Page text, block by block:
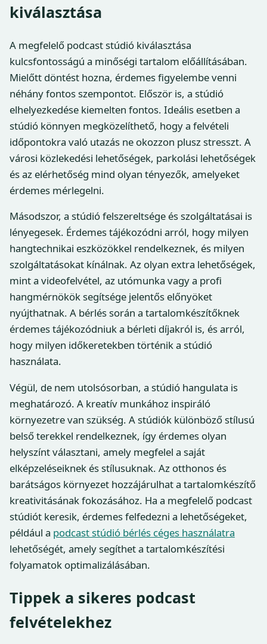
kiválasztása
A megfelelő podcast stúdió kiválasztása
kulcsfontosságú a minőségi tartalom előállításában.
Mielőtt döntést hozna, érdemes figyelembe venni
néhány fontos szempontot. Először is, a stúdió
elhelyezkedése kiemelten fontos. Ideális esetben a
stúdió könnyen megközelíthető, hogy a felvételi
időpontokra való utazás ne okozzon plusz stresszt. A
városi közlekedési lehetőségek, parkolási lehetőségek
és az elérhetőség mind olyan tényezők, amelyeket
érdemes mérlegelni.
Másodszor, a stúdió felszereltsége és szolgáltatásai is
lényegesek. Érdemes tájékozódni arról, hogy milyen
hangtechnikai eszközökkel rendelkeznek, és milyen
szolgáltatásokat kínálnak. Az olyan extra lehetőségek,
mint a videofelvétel, az utómunka vagy a profi
hangmérnökök segítsége jelentős előnyöket
nyújthatnak. A bérlés során a tartalomkészítőknek
érdemes tájékozódniuk a bérleti díjakról is, és arról,
hogy milyen időkeretekben történik a stúdió
használata.
Végül, de nem utolsósorban, a stúdió hangulata is
meghatározó. A kreatív munkához inspiráló
környezetre van szükség. A stúdiók különböző stílusú
belső terekkel rendelkeznek, így érdemes olyan
helyszínt választani, amely megfelel a saját
elképzeléseiknek és stílusuknak. Az otthonos és
barátságos környezet hozzájárulhat a tartalomkészítő
kreativitásának fokozásához. Ha a megfelelő podcast
stúdiót keresik, érdemes felfedezni a lehetőségeket,
például a podcast stúdió bérlés céges használatra
lehetőségét, amely segíthet a tartalomkészítési
folyamatok optimalizálásában.
Tippek a sikeres podcast
felvételekhez